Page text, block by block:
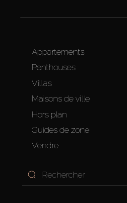
Appartements
Penthouses
Villas
Maisons de ville
Hors plan
Guides de zone
Vendre